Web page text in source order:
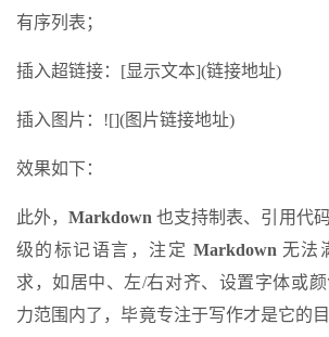
有序列表；
插入超链接：[显示文本](链接地址)
插入图片：![](图片链接地址)
效果如下：
此外，Markdown 也支持制表、引用代
级的标记语言，注定 Markdown 无法
求，如居中、左/右对齐、设置字体或
力范围内了，毕竟专注于写作才是它的